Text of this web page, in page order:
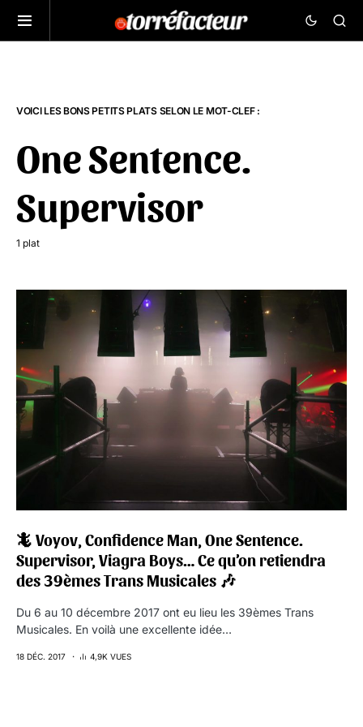
VOICI LES BONS PETITS PLATS SELON LE MOT-CLEF :
One Sentence.
Supervisor
1 plat
🦎 Voyov, Confidence Man, One Sentence.
Supervisor, Viagra Boys… Ce qu’on retiendra
des 39èmes Trans Musicales 🎶
Du 6 au 10 décembre 2017 ont eu lieu les 39èmes Trans
Musicales. En voilà une excellente idée…
18 DÉC. 2017 4,9K VUES